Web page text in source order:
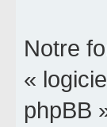
Notre
«
phpBB